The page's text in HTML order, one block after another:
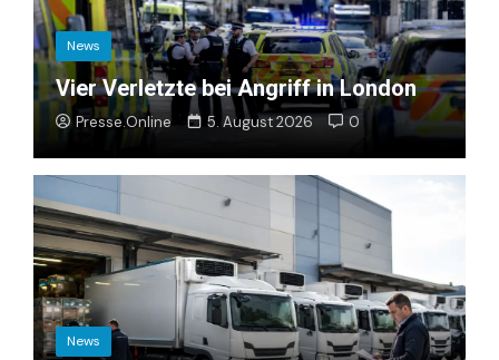
News
Vier Verletzte bei Angriff in London
Presse.Online 5. August 2026 0
News